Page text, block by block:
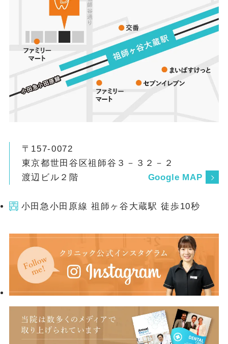
〒157-0072
東京都世田谷区祖師谷３－３２－２
渡辺ビル２階
Google MAP
小田急小田原線 祖師ヶ谷大蔵駅 徒歩10秒